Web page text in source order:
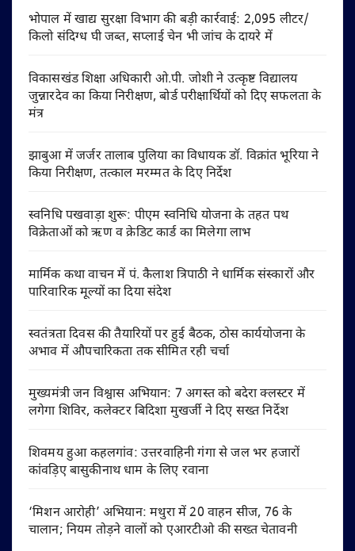
भोपाल में खाद्य सुरक्षा विभाग की बड़ी कार्रवाई: 2,095 लीटर/
किलो संदिग्ध घी जब्त, सप्लाई चेन भी जांच के दायरे में
विकासखंड शिक्षा अधिकारी ओ.पी. जोशी ने उत्कृष्ट विद्यालय
जुन्नारदेव का किया निरीक्षण, बोर्ड परीक्षार्थियों को दिए सफलता के
मंत्र
झाबुआ में जर्जर तालाब पुलिया का विधायक डॉ. विक्रांत भूरिया ने
किया निरीक्षण, तत्काल मरम्मत के दिए निर्देश
स्वनिधि पखवाड़ा शुरू: पीएम स्वनिधि योजना के तहत पथ
विक्रेताओं को ऋण व क्रेडिट कार्ड का मिलेगा लाभ
मार्मिक कथा वाचन में पं. कैलाश त्रिपाठी ने धार्मिक संस्कारों और
पारिवारिक मूल्यों का दिया संदेश
स्वतंत्रता दिवस की तैयारियों पर हुई बैठक, ठोस कार्ययोजना के
अभाव में औपचारिकता तक सीमित रही चर्चा
मुख्यमंत्री जन विश्वास अभियान: 7 अगस्त को बदेरा क्लस्टर में
लगेगा शिविर, कलेक्टर बिदिशा मुखर्जी ने दिए सख्त निर्देश
शिवमय हुआ कहलगांव: उत्तरवाहिनी गंगा से जल भर हजारों
कांवड़िए बासुकीनाथ धाम के लिए रवाना
‘मिशन आरोही’ अभियान: मथुरा में 20 वाहन सीज, 76 के
चालान; नियम तोड़ने वालों को एआरटीओ की सख्त चेतावनी